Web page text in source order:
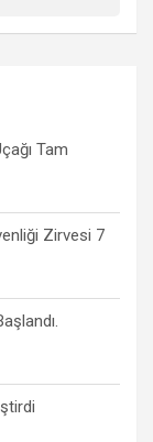
Tam
Zirvesi 7